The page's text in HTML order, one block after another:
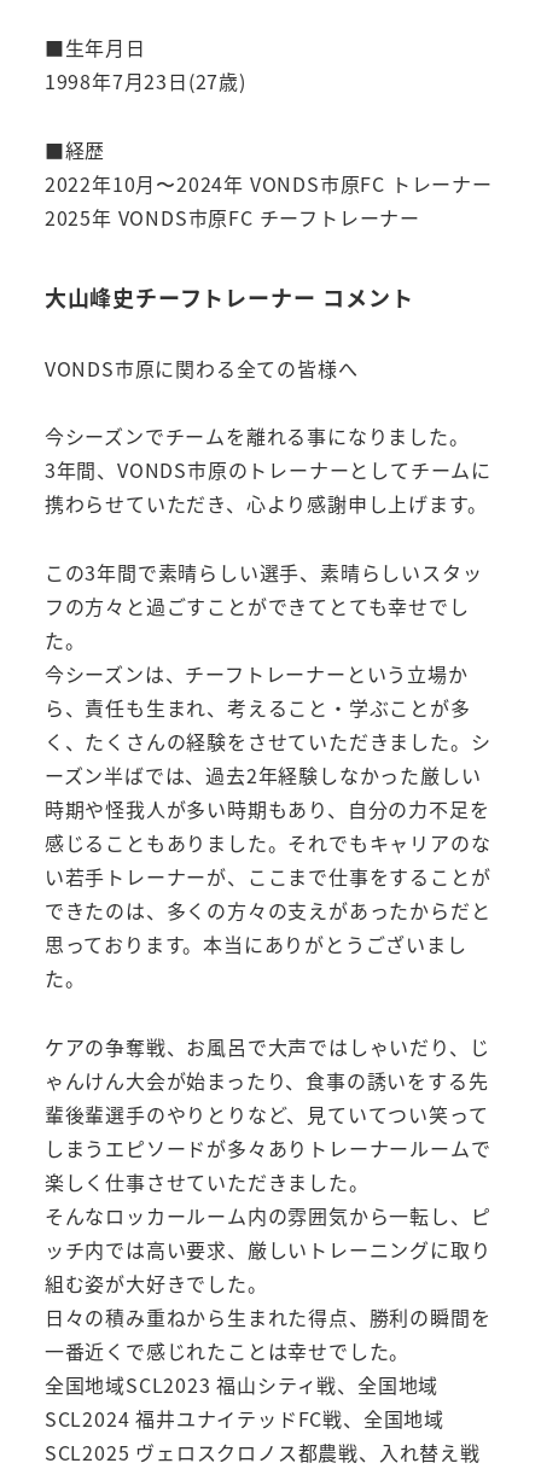
■生年月日
1998年7月23日(27歳)
■経歴
2022年10月〜2024年 VONDS市原FC トレーナー
2025年 VONDS市原FC チーフトレーナー
大山峰史チーフトレーナー コメント
VONDS市原に関わる全ての皆様へ
今シーズンでチームを離れる事になりました。
3年間、VONDS市原のトレーナーとしてチームに
携わらせていただき、心より感謝申し上げます。
この3年間で素晴らしい選手、素晴らしいスタッ
フの方々と過ごすことができてとても幸せでし
た。
今シーズンは、チーフトレーナーという立場か
ら、責任も生まれ、考えること・学ぶことが多
く、たくさんの経験をさせていただきました。シ
ーズン半ばでは、過去2年経験しなかった厳しい
時期や怪我人が多い時期もあり、自分の力不足を
感じることもありました。それでもキャリアのな
い若手トレーナーが、ここまで仕事をすることが
できたのは、多くの方々の支えがあったからだと
思っております。本当にありがとうございまし
た。
ケアの争奪戦、お風呂で大声ではしゃいだり、じ
ゃんけん大会が始まったり、食事の誘いをする先
輩後輩選手のやりとりなど、見ていてつい笑って
しまうエピソードが多々ありトレーナールームで
楽しく仕事させていただきました。
そんなロッカールーム内の雰囲気から一転し、ピ
ッチ内では高い要求、厳しいトレーニングに取り
組む姿が大好きでした。
日々の積み重ねから生まれた得点、勝利の瞬間を
一番近くで感じれたことは幸せでした。
全国地域SCL2023 福山シティ戦、全国地域
SCL2024 福井ユナイテッドFC戦、全国地域
SCL2025 ヴェロスクロノス都農戦、入れ替え戦